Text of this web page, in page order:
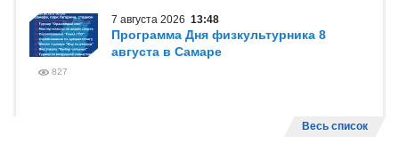
7 августа 2026 13:48
Программа Дня физкультурника 8
августа в Самаре
827
Весь список